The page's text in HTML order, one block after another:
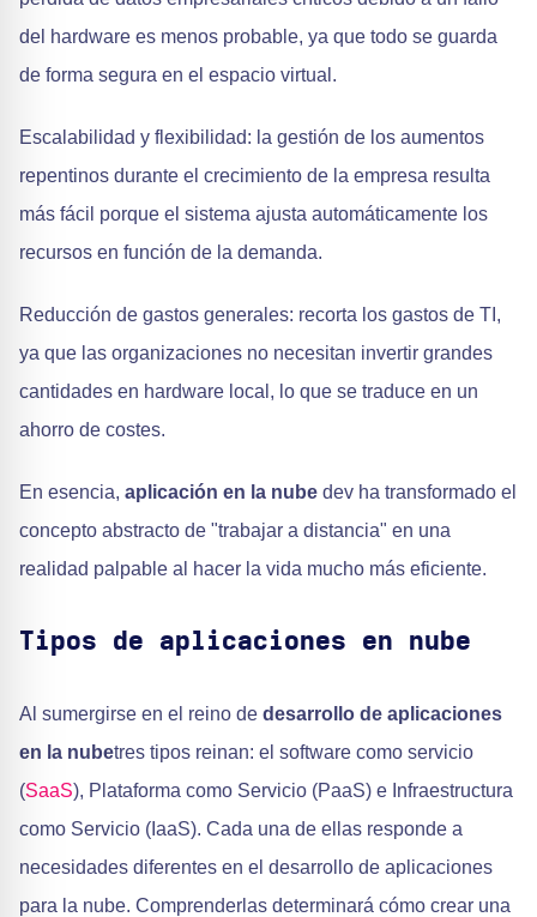
del hardware es menos probable, ya que todo se guarda
de forma segura en el espacio virtual.
Escalabilidad y flexibilidad: la gestión de los aumentos
repentinos durante el crecimiento de la empresa resulta
más fácil porque el sistema ajusta automáticamente los
recursos en función de la demanda.
Reducción de gastos generales: recorta los gastos de TI,
ya que las organizaciones no necesitan invertir grandes
cantidades en hardware local, lo que se traduce en un
ahorro de costes.
En esencia, aplicación en la nube dev ha transformado el
concepto abstracto de "trabajar a distancia" en una
realidad palpable al hacer la vida mucho más eficiente.
Tipos de aplicaciones en nube
Al sumergirse en el reino de desarrollo de aplicaciones
en la nubetres tipos reinan: el software como servicio
(SaaS), Plataforma como Servicio (PaaS) e Infraestructura
como Servicio (IaaS). Cada una de ellas responde a
necesidades diferentes en el desarrollo de aplicaciones
para la nube. Comprenderlas determinará cómo crear una